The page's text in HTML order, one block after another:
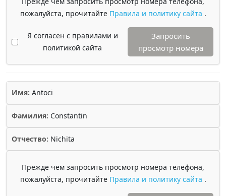
пожалуйста, прочитайте Правила и политику сайта .
Я согласен с правилами и
политикой сайта
Запросить
просмотр номера
Имя: Antoci
Фамилия: Constantin
Отчество: Nichita
Прежде чем запросить просмотр номера телефона,
пожалуйста, прочитайте Правила и политику сайта .